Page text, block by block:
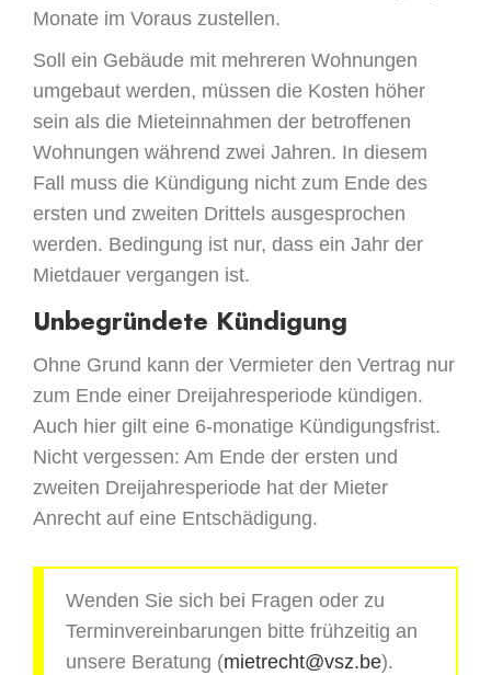
Monate im Voraus zustellen.
Soll ein Gebäude mit mehreren Wohnungen
umgebaut werden, müssen die Kosten höher
sein als die Mieteinnahmen der betroffenen
Wohnungen während zwei Jahren. In diesem
Fall muss die Kündigung nicht zum Ende des
ersten und zweiten Drittels ausgesprochen
werden. Bedingung ist nur, dass ein Jahr der
Mietdauer vergangen ist.
Unbegründete Kündigung
Ohne Grund kann der Vermieter den Vertrag nur
zum Ende einer Dreijahresperiode kündigen.
Auch hier gilt eine 6-monatige Kündigungsfrist.
Nicht vergessen: Am Ende der ersten und
zweiten Dreijahresperiode hat der Mieter
Anrecht auf eine Entschädigung.
Wenden Sie sich bei Fragen oder zu
Terminvereinbarungen bitte frühzeitig an
unsere Beratung (mietrecht@vsz.be).